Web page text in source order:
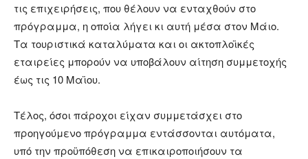
τις επιχειρήσεις, που θέλουν να ενταχθούν στο
πρόγραμμα, η οποία λήγει κι αυτή μέσα στον Μάιο.
Τα τουριστικά καταλύματα και οι ακτοπλοϊκές
εταιρείες μπορούν να υποβάλουν αίτηση συμμετοχής
έως τις 10 Μαϊου.
Τέλος, όσοι πάροχοι είχαν συμμετάσχει στο
προηγούμενο πρόγραμμα εντάσσονται αυτόματα,
υπό την προϋπόθεση να επικαιροποιήσουν τα